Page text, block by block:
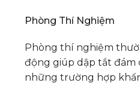
Phòng Thí Nghiệm
Phòng thí nghiệm
động giúp dập tắt đám
những trường hợp